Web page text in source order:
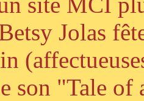
Jolas
son "Tale of